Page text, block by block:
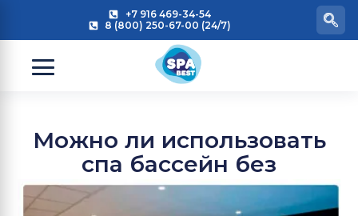
+7 916 469-34-54
8 (800) 250-67-00 (24/7)
Можно ли использовать
спа бассейн без
фильтров?